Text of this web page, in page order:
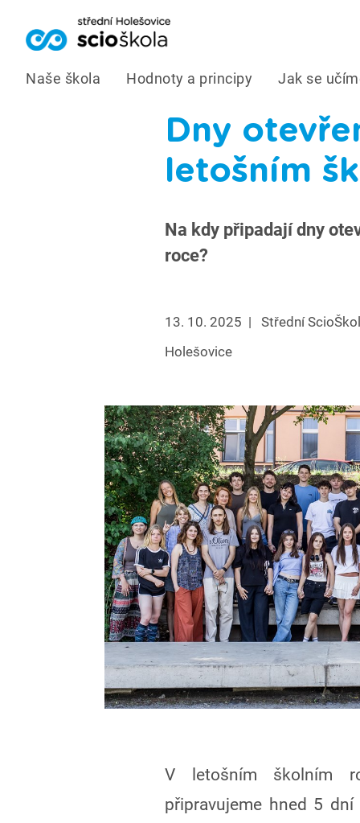
Naše škola Hodnoty a principy Jak se
Dny
letošním
Na kdy připadají dny
roce?
13. 10. 2025 |
Střední
Holešovice
V letošním školním
připravujeme hned 5